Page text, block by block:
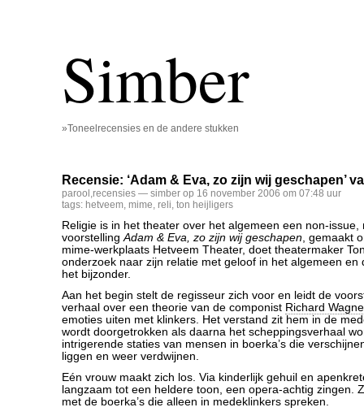
Simber
»Toneelrecensies en de andere stukken
Recensie: ‘Adam & Eva, zo zijn wij geschapen’
parool ,recensies — simber op 16 november 2006 om 07:48 uur
tags: hetveem, mime, reli, ton heijligers
Religie is in het theater over het algemeen een non-issue,
voorstellingAdam & Eva, zo zijn wij geschapen, gemaakt
mime-werkplaats Hetveem Theater, doet theatermaker
onderzoek naar zijn relatie met geloof in het algemeen en
het bijzonder.
Aan het begin stelt de regisseur zich voor en leidt de
verhaal over een theorie van de componist Richard
emoties uiten met klinkers. Het verstand zit hem in de
wordt doorgetrokken als daarna het scheppingsverhaal
intrigerende staties van mensen in boerka’s die
liggen en weer verdwijnen.
Eén vrouw maakt zich los. Via kinderlijk gehuil en
langzaam tot een heldere toon, een opera-achtig zingen.
met de boerka’s die alleen in medeklinkers spreken.